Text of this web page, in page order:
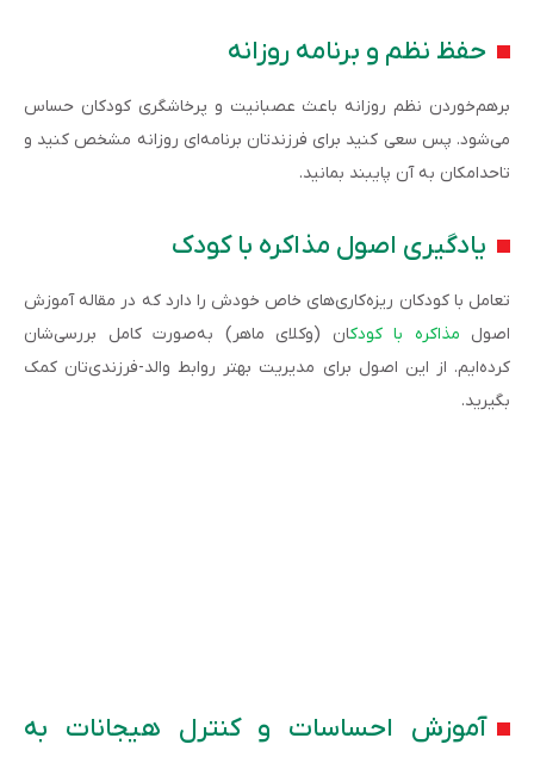
حفظ نظم و برنامه روزانه
برهم‌خوردن نظم روزانه باعث عصبانیت و پرخاشگری کودکان حساس
می‌شود. پس سعی کنید برای فرزندتان برنامه‌‌ای روزانه مشخص کنید و
تاحدامکان به آن پایبند بمانید.
یادگیری اصول مذاکره با کودک
تعامل با کودکان ریزه‌کاری‌های خاص خودش را دارد که در مقاله آموزش
اصول مذاکره با کودکان (وکلای ماهر) به‌صورت کامل بررسی‌شان
کرده‌ایم. از این اصول برای مدیریت بهتر روابط والد-فرزندی‌تان کمک
بگیرید.
آموزش احساسات و کنترل هیجانات به